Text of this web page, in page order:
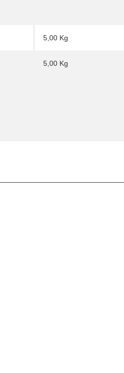
5,00 Kg
5,00 Kg